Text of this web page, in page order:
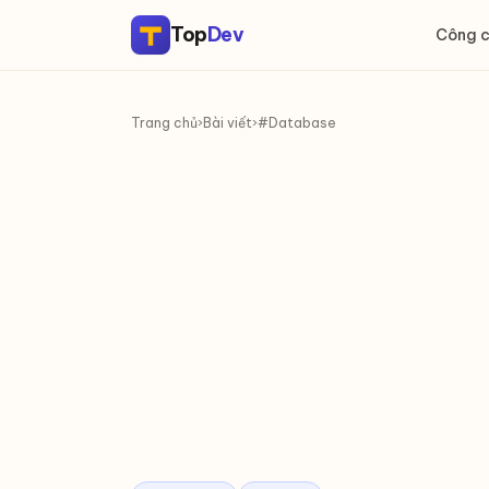
TopDev Công
Trang chủ› Bài viết›#Database